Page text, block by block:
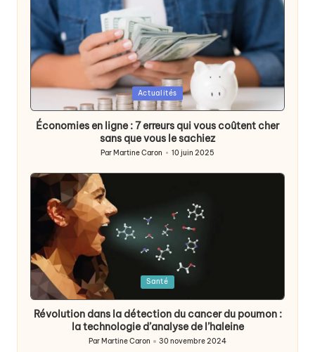
Posted
Actualités
Économies en ligne : 7 erreurs qui vous coûtent cher
sans que vous le sachiez
Publié
ParMartine Caron 10 juin 2025
Posted
in
Santé
Révolution dans la détection du cancer du poumon :
la technologie d’analyse de l’haleine
Publié
Par Martine Caron 30 novembre 2024